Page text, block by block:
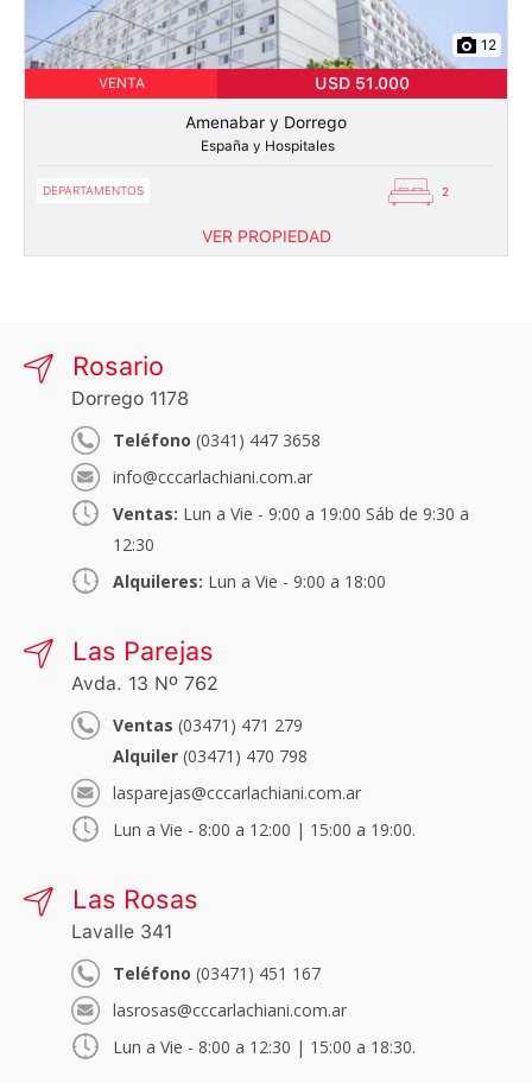
12
VENTA USD 51.000
Amenabar y Dorrego
España y Hospitales
DEPARTAMENTOS 2
VER PROPIEDAD
Rosario
Dorrego 1178
Teléfono (0341) 447 3658
info@cccarlachiani.com.ar
Ventas: Lun a Vie - 9:00 a 19:00 Sáb de 9:30 a
12:30
Alquileres: Lun a Vie - 9:00 a 18:00
Las Parejas
Avda. 13 Nº 762
Ventas (03471) 471 279
Alquiler (03471) 470 798
lasparejas@cccarlachiani.com.ar
Lun a Vie - 8:00 a 12:00 | 15:00 a 19:00.
Las Rosas
Lavalle 341
Teléfono (03471) 451 167
lasrosas@cccarlachiani.com.ar
Lun a Vie - 8:00 a 12:30 | 15:00 a 18:30.